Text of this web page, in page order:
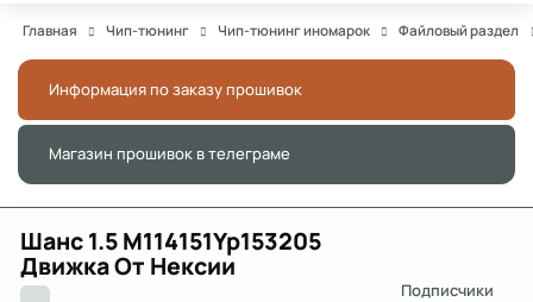
Главная Чип-тюнинг Чип-тюнинг иномарок Файловый раздел
Информация по заказу прошивок
Магазин прошивок в телеграме
Шанс 1.5 M114151Yp153205
Движка От Нексии
Подписчики